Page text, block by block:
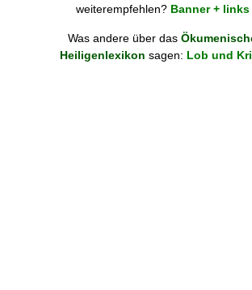
weiterempfehlen? Banner + links
Was andere über das
Heiligenlexikon sagen: Lob und